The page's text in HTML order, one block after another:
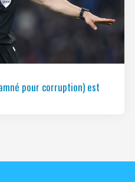
pour corruption) est